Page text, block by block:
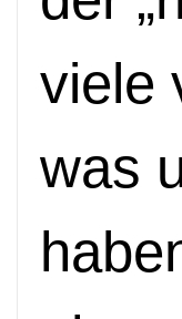
viele
was